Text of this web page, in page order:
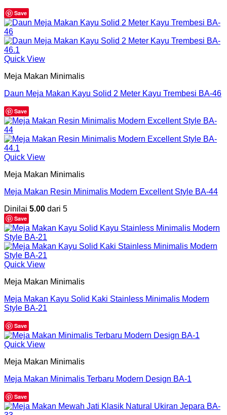
Save
Quick View
Meja Makan Minimalis
Daun Meja Makan Kayu Solid 2 Meter Kayu Trembesi BA-46
Save
Quick View
Meja Makan Minimalis
Meja Makan Resin Minimalis Modern Excellent Style BA-44
Dinilai 5.00 dari 5
Save
Quick View
Meja Makan Minimalis
Meja Makan Kayu Solid Kaki Stainless Minimalis Modern
Style BA-21
Save
Quick View
Meja Makan Minimalis
Meja Makan Minimalis Terbaru Modern Design BA-1
Save